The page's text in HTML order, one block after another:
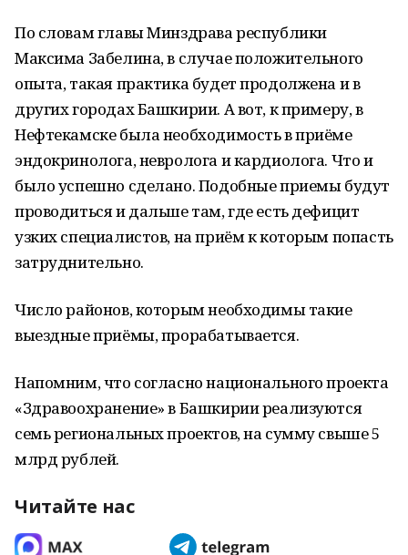
По словам главы Минздрава республики
Максима Забелина, в случае положительного
опыта, такая практика будет продолжена и в
других городах Башкирии. А вот, к примеру, в
Нефтекамске была необходимость в приёме
эндокринолога, невролога и кардиолога. Что и
было успешно сделано. Подобные приемы будут
проводиться и дальше там, где есть дефицит
узких специалистов, на приём к которым попасть
затруднительно.
Число районов, которым необходимы такие
выездные приёмы, прорабатывается.
Напомним, что согласно национального проекта
«Здравоохранение» в Башкирии реализуются
семь региональных проектов, на сумму свыше 5
млрд рублей.
Читайте нас